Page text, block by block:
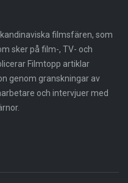
filmsfären, som
sker på film-, TV- och
Filmtopp artiklar
genom granskningar av
och intervjuer med